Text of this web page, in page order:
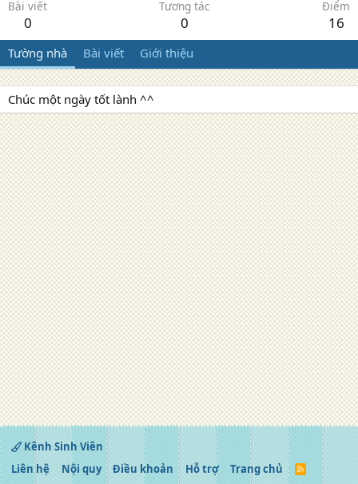
Bài viết
0
Tương tác
0
Điểm
16
Tường nhà Bài viết Giới thiệu
Chúc một ngày tốt lành ^^
Kênh Sinh Viên
Liên hệ
Nội quy Điều khoản Hỗ trợ Trang chủ
R